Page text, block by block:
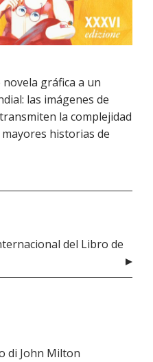
gráfica a un
las imágenes de
la complejidad
historias de
del Libro de
di John Milton